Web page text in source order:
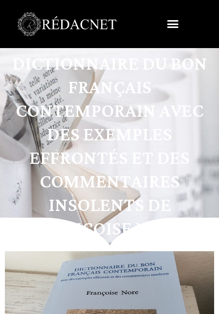
DICTIONNAIRE DU BON
FRANÇAIS
CONTEMPORAIN AVEC
DES EXEMPLES
EFFRONTÉS ET DES
COMMENTAIRES
INSOLENTS DE
FRANÇOISE NORE